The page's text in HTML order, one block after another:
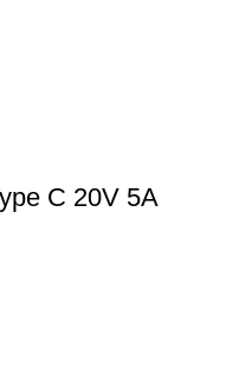
C 20V 5A